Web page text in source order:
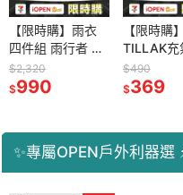
【限時購】雨衣
四件組 雨行者 機
車雨衣 一件式雨
衣 男女雨衣
$2,320
$990
【限時購】
TILLAK充
露營枕頭
充氣枕 旅
$490
$369
✨專屬OPEN戶外利器選